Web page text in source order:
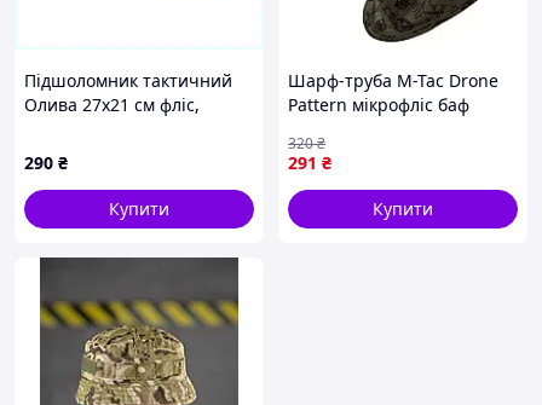
Підшоломник тактичний
Олива 27х21 см фліс,
290 ₴
Купити
Шарф-труба M-Tac Drone
Pattern мікрофліс баф
(4042-vart)
291 ₴
320₴
Купити